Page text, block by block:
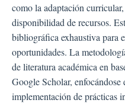
como la adaptación
disponibilidad de recursos.
bibliográfica exhaustiva para
oportunidades. La
de literatura académica en
Google Scholar, enfocándose
implementación de prácticas